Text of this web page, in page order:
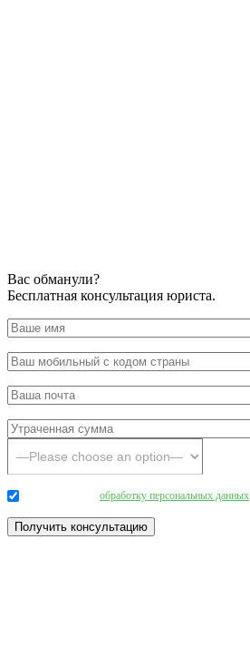
Вас обманули?
Бесплатная консультация юриста.
обработку персональных данных